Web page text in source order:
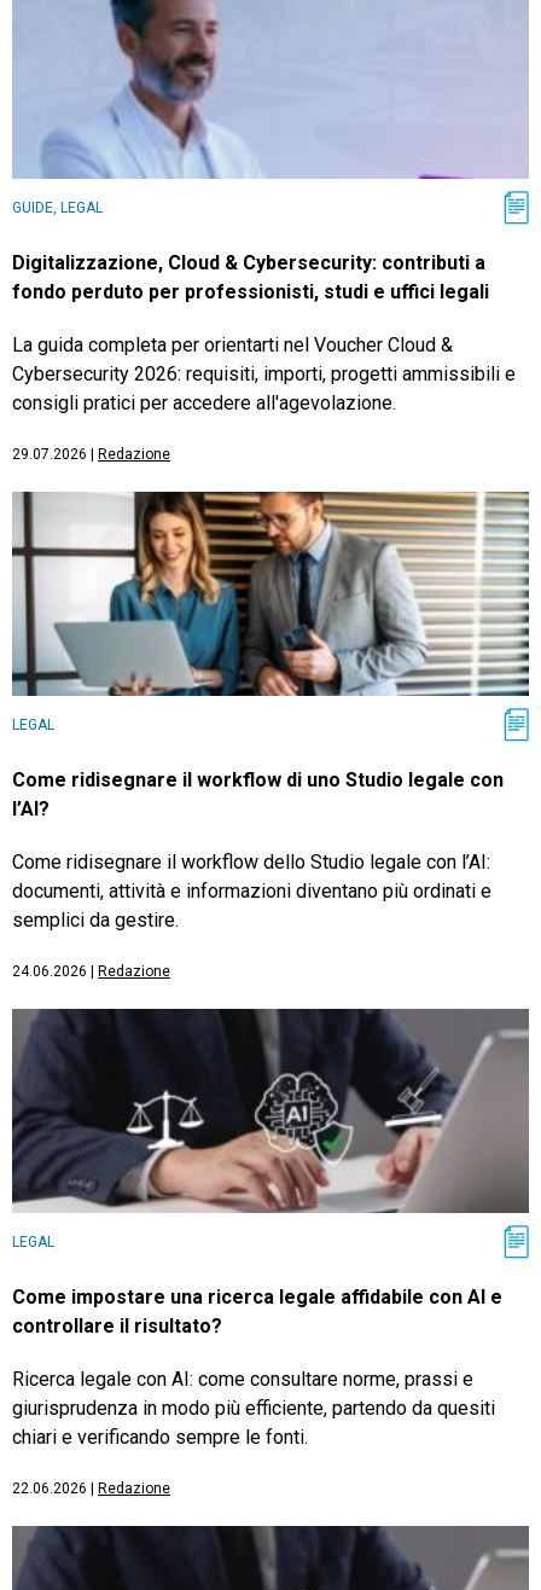
GUIDE, LEGAL
Digitalizzazione, Cloud & Cybersecurity: contributi a
fondo perduto per professionisti, studi e uffici legali
La guida completa per orientarti nel Voucher Cloud &
Cybersecurity 2026: requisiti, importi, progetti ammissibili e
consigli pratici per accedere all'agevolazione.
29.07.2026 Redazione
LEGAL
Come ridisegnare il workflow di uno Studio legale con
l’AI?
Come ridisegnare il workflow dello Studio legale con l’AI:
documenti, attività e informazioni diventano più ordinati e
semplici da gestire.
24.06.2026 Redazione
LEGAL
Come impostare una ricerca legale affidabile con AI e
controllare il risultato?
Ricerca legale con AI: come consultare norme, prassi e
giurisprudenza in modo più efficiente, partendo da quesiti
chiari e verificando sempre le fonti.
22.06.2026 Redazione